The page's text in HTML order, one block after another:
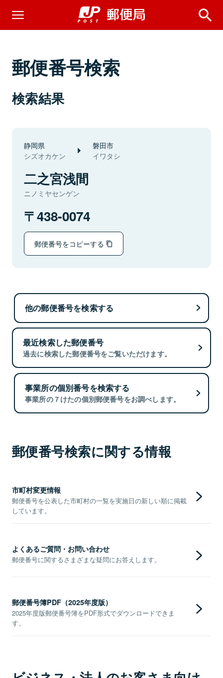
郵便番号検索
検索結果
静岡県
シズオカケン
磐田市
イワタシ
二之宮浅間
ニノミヤセンゲン
438-0074
郵便番号をコピーする
他の郵便番号を検索する
最近検索した郵便番号
過去に検索した郵便番号をご覧いただけます。
事業所の個別番号を検索する
事業所の７けたの個別郵便番号をお調べします。
郵便番号検索に関する情報
市町村変更情報
郵便番号を公表した市町村の一覧を実施日の新しい順に掲載
しています。
よくあるご質問・お問い合わせ
郵便番号に関するさまざまな疑問にお答えします。
郵便番号簿PDF（2025年度版）
2025年度版郵便番号簿をPDF形式でダウンロードできま
す。